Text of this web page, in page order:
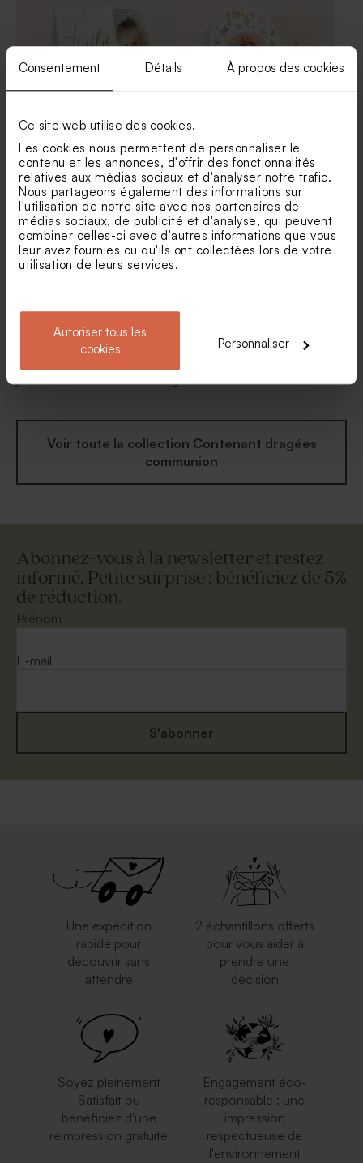
Consentement Détails À propos des cookies
Ce site web utilise des cookies.
Les cookies nous permettent de personnaliser le
contenu et les annonces, d'offrir des fonctionnalités
relatives aux médias sociaux et d'analyser notre trafic.
Nous partageons également des informations sur
l'utilisation de notre site avec nos partenaires de
médias sociaux, de publicité et d'analyse, qui peuvent
combiner celles-ci avec d'autres informations que vous
leur avez fournies ou qu'ils ont collectées lors de votre
utilisation de leurs services.
Autoriser tous les
cookies
Personnaliser
Étui à dragées communion
nature rose et fleurs
Étui à dragées original
communion champs de
fleurs
Etui à dragées communion
jolies fleurs
Boite à dragées communion
jolies fleurs
Voir toute la collection Contenant dragées
communion
Abonnez-vous à la newsletter et restez
informé. Petite surprise : bénéficiez de 5%
de réduction.
Prénom
E-mail
S'abonner
Une expédition
rapide pour
découvrir sans
attendre
2 échantillons offerts
pour vous aider à
prendre une
décision
Soyez pleinement
Satisfait ou
bénéficiez d'une
réimpression gratuite
Engagement éco-
responsable : une
impression
respectueuse de
l'environnement